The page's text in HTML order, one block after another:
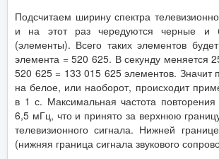
Подсчитаем ширину спектра
и на этот раз чередуются черные и
(элементы). Всего таких элементов
элемента = 520 625. В секунду меняется
520 625 = 133 015 625 элементов. Значит
на белое, или наоборот, происходит
в 1 с. Максимальная частота
6,5 мГц, что и принято за верхнюю
телевизионного сигнала. Нижней
(нижняя граница сигнала звукового